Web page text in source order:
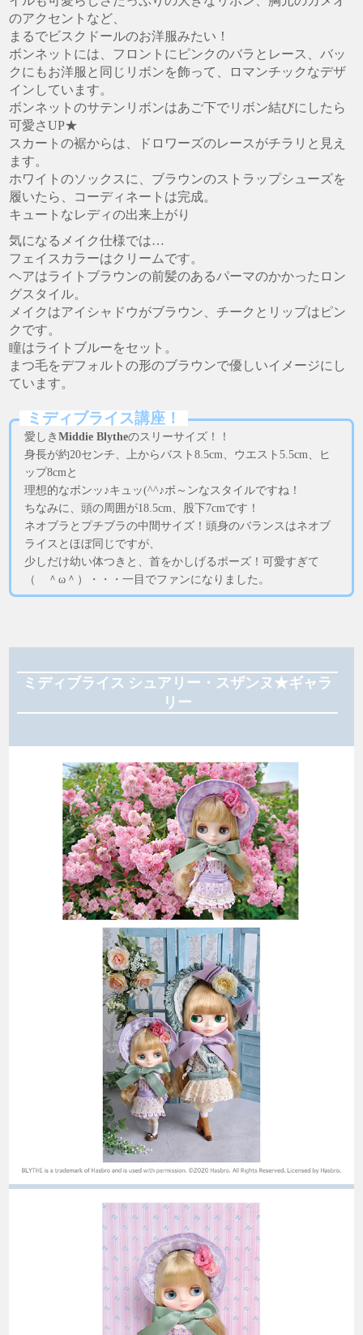
のアクセントなど、
まるでビスクドールのお洋服みたい！
ボンネットには、フロントにピンクのバラとレース、バッ
クにもお洋服と同じリボンを飾って、ロマンチックなデザ
インしています。
ボンネットのサテンリボンはあご下でリボン結びにしたら
可愛さUP★
スカートの裾からは、ドロワーズのレースがチラリと見え
ます。
ホワイトのソックスに、ブラウンのストラップシューズを
履いたら、コーディネートは完成。
キュートなレディの出来上がり
気になるメイク仕様では…
フェイスカラーはクリームです。
ヘアはライトブラウンの前髪のあるパーマのかかったロン
グスタイル。
メイクはアイシャドウがブラウン、チークとリップはピン
クです。
瞳はライトブルーをセット。
まつ毛をデフォルトの形のブラウンで優しいイメージにし
ています。
ミディブライス講座！
愛しきMiddie Blytheのスリーサイズ！！
身長が約20センチ、上からバスト8.5cm、ウエスト5.5cm、ヒ
ップ8cmと
理想的なボンッ♪キュッ(^^♪ボ～ンなスタイルですね！
ちなみに、頭の周囲が18.5cm、股下7cmです！
ネオブラとプチブラの中間サイズ！頭身のバランスはネオブ
ライスとほぼ同じですが、
少しだけ幼い体つきと、首をかしげるポーズ！可愛すぎて
（ ＾ω＾）・・・一目でファンになりました。
ミディブライス シュアリー・スザンヌ★ギャラ
リー